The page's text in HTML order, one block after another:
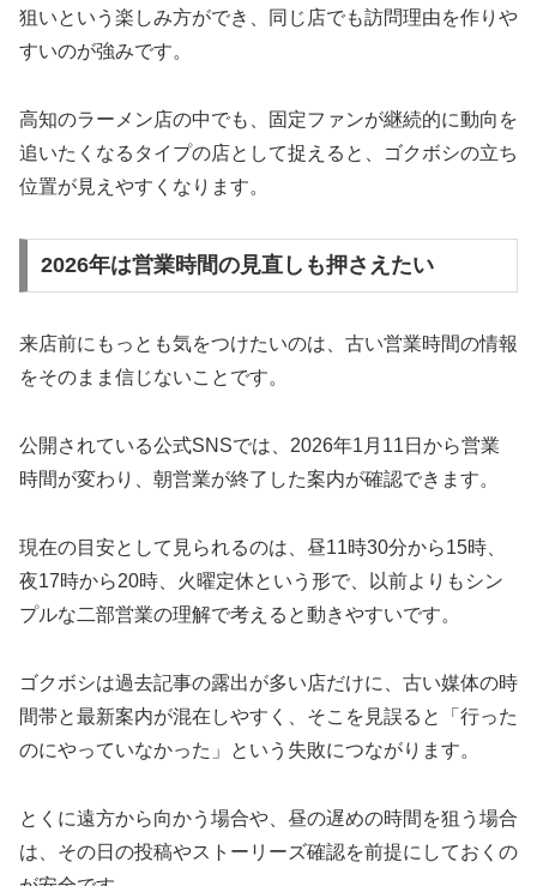
狙いという楽しみ方ができ、同じ店でも訪問理由を作りや
すいのが強みです。
高知のラーメン店の中でも、固定ファンが継続的に動向を
追いたくなるタイプの店として捉えると、ゴクボシの立ち
位置が見えやすくなります。
2026年は営業時間の見直しも押さえたい
来店前にもっとも気をつけたいのは、古い営業時間の情報
をそのまま信じないことです。
公開されている公式SNSでは、2026年1月11日から営業
時間が変わり、朝営業が終了した案内が確認できます。
現在の目安として見られるのは、昼11時30分から15時、
夜17時から20時、火曜定休という形で、以前よりもシン
プルな二部営業の理解で考えると動きやすいです。
ゴクボシは過去記事の露出が多い店だけに、古い媒体の時
間帯と最新案内が混在しやすく、そこを見誤ると「行った
のにやっていなかった」という失敗につながります。
とくに遠方から向かう場合や、昼の遅めの時間を狙う場合
は、その日の投稿やストーリーズ確認を前提にしておくの